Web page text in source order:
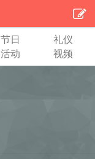
节日
礼仪
活动 视频